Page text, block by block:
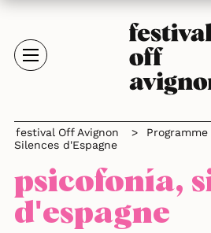
festival Off Avignon > Programme
Silences d'Espagne
psicofonía,
d'espagne